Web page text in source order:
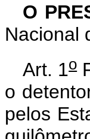
O
Nacional
Art. 1o
o
pelos